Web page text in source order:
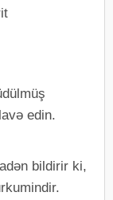
edin.
bildirir ki,